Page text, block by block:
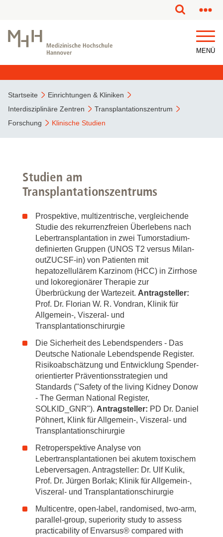
MENÜ
Startseite
Einrichtungen & Kliniken
Interdisziplinäre Zentren
Transplantationszentrum
Forschung
Klinische Studien
Studien am
Transplantationszentrums
Prospektive, multizentrische, vergleichende
Studie des rekurrenzfreien Überlebens nach
Lebertransplantation in zwei Tumorstadium-
definierten Gruppen (UNOS T2 versus Milan-
outZUCSF-in) von Patienten mit
hepatozellulärem Karzinom (HCC) in Zirrhose
und lokoregionärer Therapie zur
Überbrückung der Wartezeit. Antragsteller:
Prof. Dr. Florian W. R. Vondran, Klinik für
Allgemein-, Viszeral- und
Transplantationschirurgie
Die Sicherheit des Lebendspenders - Das
Deutsche Nationale Lebendspende Register.
Risikoabschätzung und Entwicklung Spender-
orientierter Präventionsstrategien und
Standards ("Safety of the living Kidney Donow
- The German National Register,
SOLKID_GNR"). Antragsteller: PD Dr. Daniel
Pöhnert, Klink für Allgemein-, Viszeral- und
Transplantationschirurgie
Retroperspektive Analyse von
Lebertransplantationen bei akutem toxischem
Leberversagen. Antragsteller: Dr. Ulf Kulik,
Prof. Dr. Jürgen Borlak; Klinik für Allgemein-,
Viszeral- und Transplantationschirurgie
Multicentre, open-label, randomised, two-arm,
parallel-group, superiority study to assess
practicability of Envarsus® compared with